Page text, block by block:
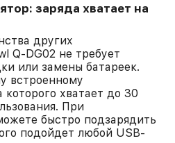
заряда хватает на
других
Q-DG02 не требует
или замены батареек.
встроенному
которого хватает до 30
При
быстро подзарядить
подойдет любой USB-